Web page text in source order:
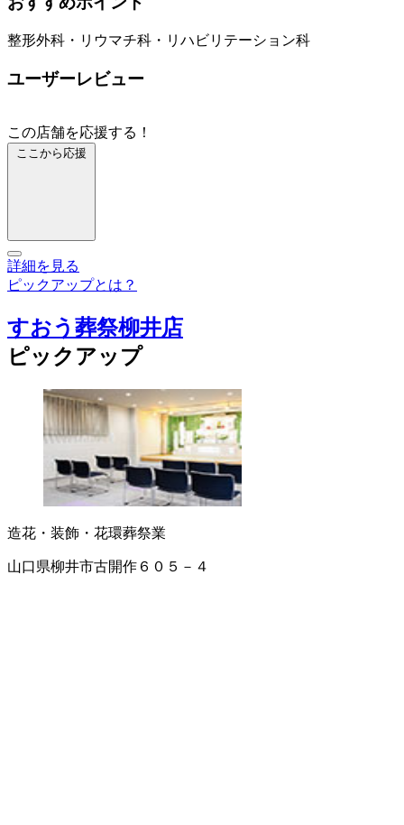
整形外科・リウマチ科・リハビリテーション科
ユーザーレビュー
この店舗を応援する！
ここから応援
詳細を見る
ピックアップとは？
すおう葬祭柳井店
ピックアップ
造花・装飾・花環葬祭業
山口県柳井市古開作６０５－４